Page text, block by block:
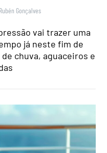
Rubén Gonçalves
vai trazer uma
já neste fim de
chuva, aguaceiros e